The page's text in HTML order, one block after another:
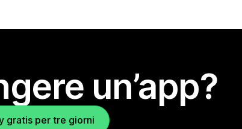
un’app?
gratis per tre giorni